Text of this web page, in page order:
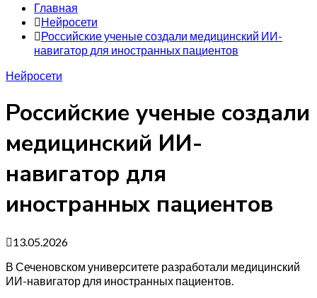
Главная
Нейросети
Российские ученые создали медицинский ИИ-
навигатор для иностранных пациентов
Нейросети
Российские ученые создали
медицинский ИИ-
навигатор для
иностранных пациентов
13.05.2026
В Сеченовском университете разработали медицинский
ИИ-навигатор для иностранных пациентов.